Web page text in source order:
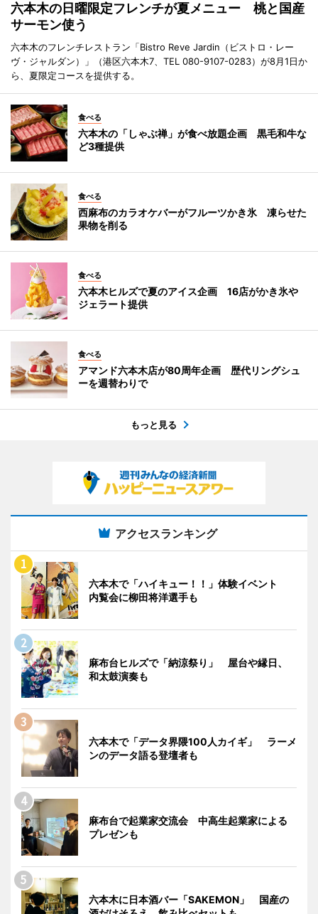
六本木の日曜限定フレンチが夏メニュー 桃と国産
サーモン使う
六本木のフレンチレストラン「Bistro Reve Jardin（ビストロ・レー
ヴ・ジャルダン）」（港区六本木7、TEL 080-9107-0283）が8月1日か
ら、夏限定コースを提供する。
食べる
六本木の「しゃぶ禅」が食べ放題企画 黒毛和牛な
ど3種提供
食べる
西麻布のカラオケバーがフルーツかき氷 凍らせた
果物を削る
食べる
六本木ヒルズで夏のアイス企画 16店がかき氷や
ジェラート提供
食べる
アマンド六本木店が80周年企画 歴代リングシュ
ーを週替わりで
もっと見る
アクセスランキング
六本木で「ハイキュー！！」体験イベント
内覧会に柳田将洋選手も
麻布台ヒルズで「納涼祭り」 屋台や縁日、
和太鼓演奏も
六本木で「データ界隈100人カイギ」 ラーメ
ンのデータ語る登壇者も
麻布台で起業家交流会 中高生起業家による
プレゼンも
六本木に日本酒バー「SAKEMON」 国産の